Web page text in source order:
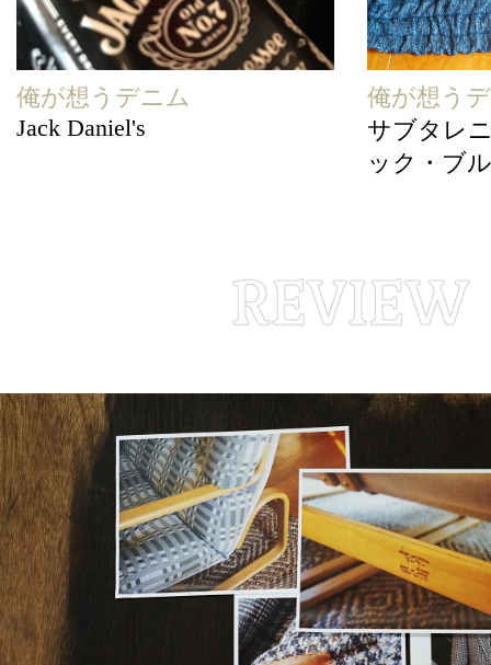
俺が想うデニム
Jack Daniel's
俺が想う
サブタレ
ック・ブ